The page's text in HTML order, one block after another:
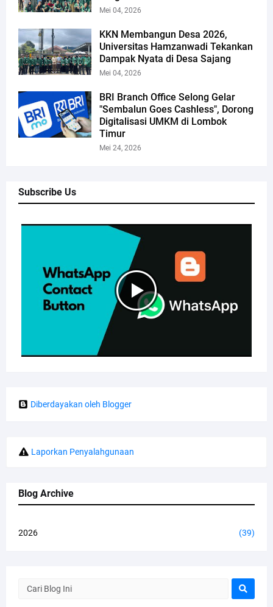
Mei 04, 2026
KKN Membangun Desa 2026,
Universitas Hamzanwadi Tekankan
Dampak Nyata di Desa Sajang
Mei 04, 2026
BRI Branch Office Selong Gelar
"Sembalun Goes Cashless", Dorong
Digitalisasi UMKM di Lombok
Timur
Mei 24, 2026
Subscribe Us
Diberdayakan oleh Blogger
Laporkan Penyalahgunaan
Blog Archive
2026 (39)